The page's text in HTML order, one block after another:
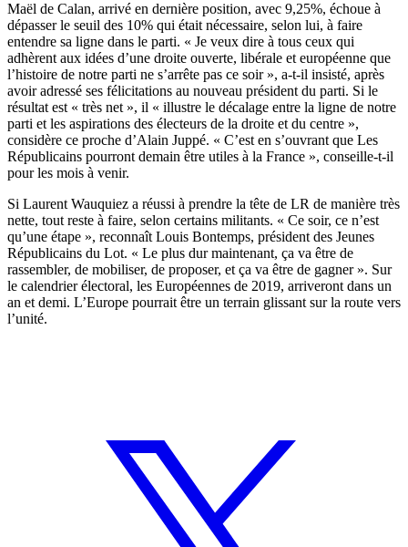
Maël de Calan, arrivé en dernière position, avec 9,25%, échoue à
dépasser le seuil des 10% qui était nécessaire, selon lui, à faire
entendre sa ligne dans le parti. « Je veux dire à tous ceux qui
adhèrent aux idées d’une droite ouverte, libérale et européenne que
l’histoire de notre parti ne s’arrête pas ce soir », a-t-il insisté, après
avoir adressé ses félicitations au nouveau président du parti. Si le
résultat est « très net », il « illustre le décalage entre la ligne de notre
parti et les aspirations des électeurs de la droite et du centre »,
considère ce proche d’Alain Juppé. « C’est en s’ouvrant que Les
Républicains pourront demain être utiles à la France », conseille-t-il
pour les mois à venir.
Si Laurent Wauquiez a réussi à prendre la tête de LR de manière très
nette, tout reste à faire, selon certains militants. « Ce soir, ce n’est
qu’une étape », reconnaît Louis Bontemps, président des Jeunes
Républicains du Lot. « Le plus dur maintenant, ça va être de
rassembler, de mobiliser, de proposer, et ça va être de gagner ». Sur
le calendrier électoral, les Européennes de 2019, arriveront dans un
an et demi. L’Europe pourrait être un terrain glissant sur la route vers
l’unité.